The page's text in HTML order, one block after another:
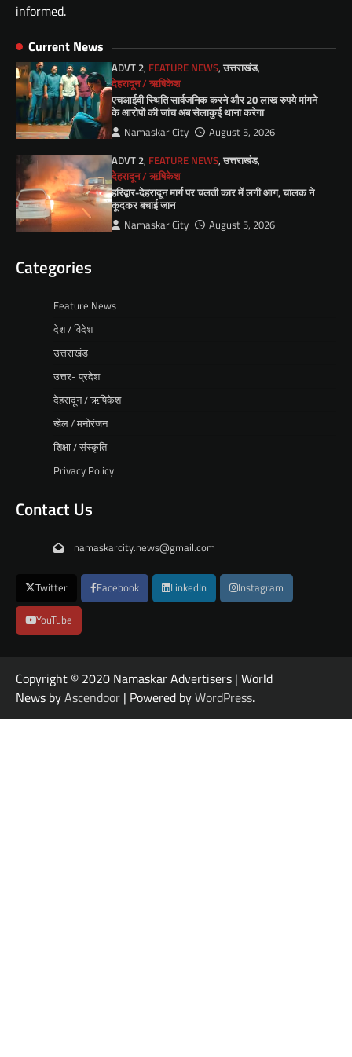
informed.
Current News
ADVT 2, FEATURE NEWS,उत्तराखंड,
देहरादून / ऋषिकेश
एचआईवी स्थिति सार्वजनिक करने और 20 लाख रुपये मांगने
के आरोपों की जांच अब सेलाकुई थाना करेगा
Namaskar City
August 5, 2026
ADVT 2, FEATURE NEWS,उत्तराखंड,
देहरादून / ऋषिकेश
हरिद्वार-देहरादून मार्ग पर चलती कार में लगी आग, चालक ने
कूदकर बचाई जान
Namaskar City August 5, 2026
Categories
Feature News
देश / विदेश
उत्तराखंड
उत्तर- प्रदेश
देहरादून / ऋषिकेश
खेल / मनोरंजन
शिक्षा / संस्कृति
Privacy Policy
Contact Us
namaskarcity.news@gmail.com
Twitter Facebook LinkedIn Instagram
YouTube
Copyright © 2020 Namaskar Advertisers | World
News byAscendoor | Powered byWordPress.